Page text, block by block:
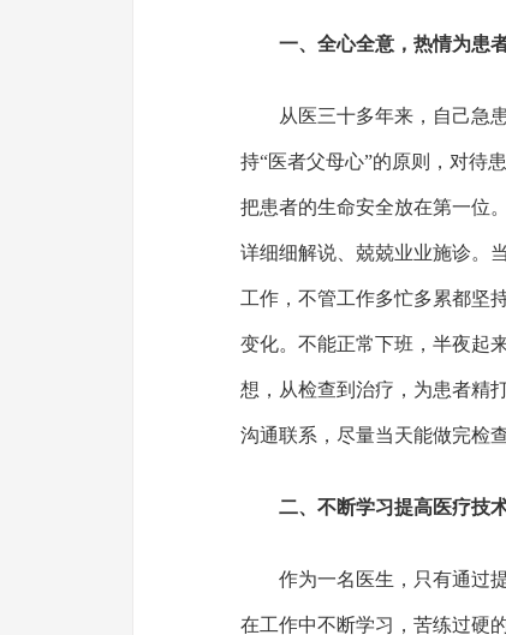
一、全心全意，热情为患
从医三十多年来，自己急
持“医者父母心”的原则，对待
把患者的生命安全放在第一位
详细细解说、兢兢业业施诊。
工作，不管工作多忙多累都坚
变化。不能正常下班，半夜起
想，从检查到治疗，为患者精
沟通联系，尽量当天能做完检
二、不断学习提高医疗技
作为一名医生，只有通过
在工作中不断学习，苦练过硬